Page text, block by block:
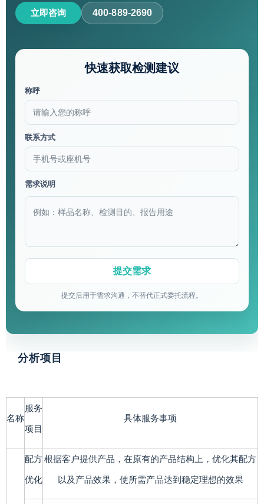
立即咨询 400-889-2690
快速获取检测建议
称呼
联系方式
需求说明
提交后用于需求沟通，不替代正式委托流程。
分析项目
名称
服务
项目
具体服务事项
配方
优化
根据客户提供产品，在原有的产品结构上，优化其配方
以及产品效果，使所需产品达到稳定理想的效果